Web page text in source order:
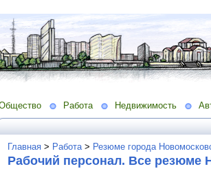
Работа Недвижимость
Главная > Работа > Резюме города
Рабочий персонал. Все резюме